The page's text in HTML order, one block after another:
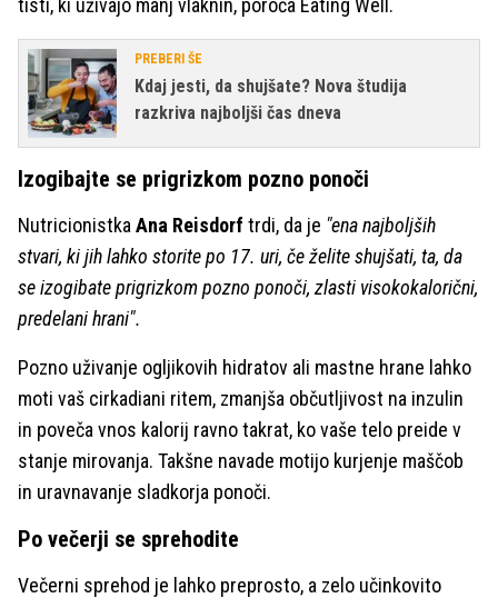
tisti, ki uživajo manj vlaknin, poroča Eating Well.
PREBERI ŠE
Kdaj jesti, da shujšate? Nova študija
razkriva najboljši čas dneva
Izogibajte se prigrizkom pozno ponoči
Nutricionistka Ana Reisdorf trdi, da je "ena najboljših
stvari, ki jih lahko storite po 17. uri, če želite shujšati, ta, da
se izogibate prigrizkom pozno ponoči, zlasti visokokalorični,
predelani hrani".
Pozno uživanje ogljikovih hidratov ali mastne hrane lahko
moti vaš cirkadiani ritem, zmanjša občutljivost na inzulin
in poveča vnos kalorij ravno takrat, ko vaše telo preide v
stanje mirovanja. Takšne navade motijo kurjenje maščob
in uravnavanje sladkorja ponoči.
Po večerji se sprehodite
Večerni sprehod je lahko preprosto, a zelo učinkovito